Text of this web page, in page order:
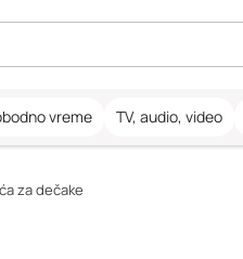
vreme TV, audio, video
za dečake